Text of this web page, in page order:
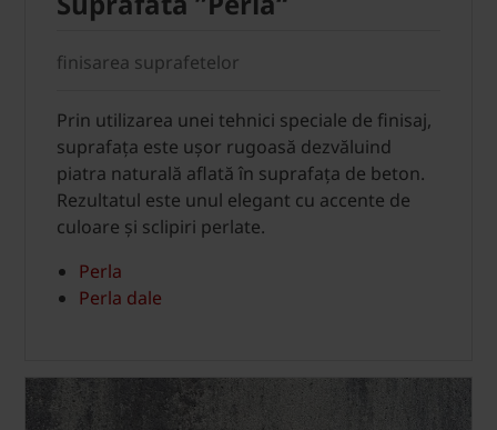
finisarea suprafetelor
Prin utilizarea unei tehnici speciale de finisaj,
suprafața este ușor rugoasă dezvăluind
piatra naturală aflată în suprafața de beton.
Rezultatul este unul elegant cu accente de
culoare și sclipiri perlate.
Perla
Perla dale